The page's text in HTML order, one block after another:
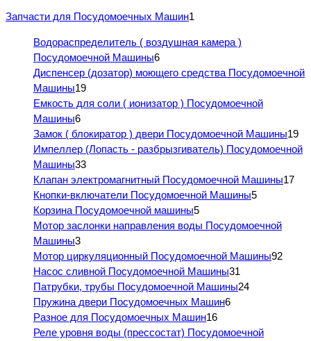
Запчасти для Посудомоечных Машин1
Водораспределитель ( воздушная камера )
Посудомоечной Машины6
Диспенсер (дозатор) моющего средства Посудомоечной
Машины19
Емкость для соли ( ионизатор ) Посудомоечной
Машины6
Замок ( блокиратор ) двери Посудомоечной Машины19
Импеллер (Лопасть - разбрызгиватель) Посудомоечной
Машины33
Клапан электромагнитный Посудомоечной Машины17
Кнопки-включатели Посудомоечной Машины5
Корзина Посудомоечной машины5
Мотор заслонки направления воды Посудомоечной
Машины3
Мотор циркуляционный Посудомоечной Машины92
Насос сливной Посудомоечной Машины31
Патрубки, трубы Посудомоечной Машины24
Пружина двери Посудомоечных Машин6
Разное для Посудомоечных Машин16
Реле уровня воды (прессостат) Посудомоечной